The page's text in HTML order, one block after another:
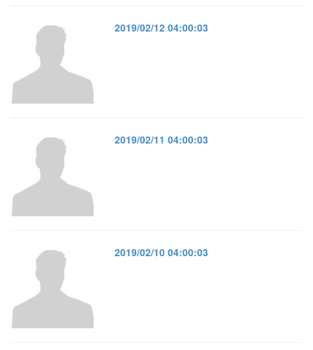
2019/02/12 04:00:03
2019/02/11 04:00:03
2019/02/10 04:00:03